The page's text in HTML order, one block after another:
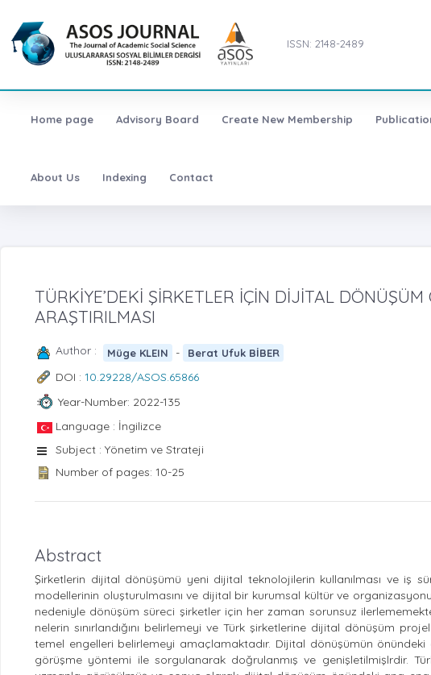
ISSN: 2148-2489
Home page Advisory Board Create New Membership
About Us Indexing Contact
TÜRKİYE’DEKİ ŞİRKETLER İÇİN DİJİTAL
ARAŞTIRILMASI
Author : Müge KLEIN - Berat Ufuk BİBER
DOI : 10.29228/ASOS.65866
Year-Number: 2022-135
Language : İngilizce
Subject : Yönetim ve Strateji
Number of pages: 10-25
Abstract
Şirketlerin dijital dönüşümü yeni dijital teknolojilerin kullanılması ve iş
modellerinin oluşturulmasını ve dijital bir kurumsal kültür ve
nedeniyle dönüşüm süreci şirketler için her zaman sorunsuz
nelerin sınırlandığını belirlemeyi ve Türk şirketlerine dijital dönüşüm
temel engelleri belirlemeyi amaçlamaktadır. Dijital dönüşümün
görüşme yöntemi ile sorgulanarak doğrulanmış ve genişletilmişlrdir.